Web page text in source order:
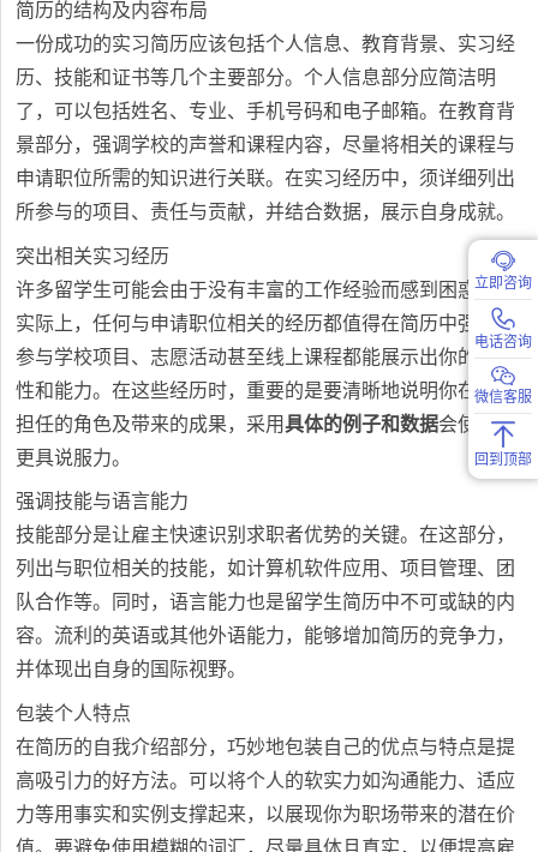
简历的结构及内容布局
一份成功的实习简历应该包括个人信息、教育背景、实习经
历、技能和证书等几个主要部分。个人信息部分应简洁明
了，可以包括姓名、专业、手机号码和电子邮箱。在教育背
景部分，强调学校的声誉和课程内容，尽量将相关的课程与
申请职位所需的知识进行关联。在实习经历中，须详细列出
所参与的项目、责任与贡献，并结合数据，展示自身成就。
突出相关实习经历
许多留学生可能会由于没有丰富的工作经验而感到困惑。但
实际上，任何与申请职位相关的经历都值得在简历中强调。
参与学校项目、志愿活动甚至线上课程都能展示出你的积极
性和能力。在这些经历时，重要的是要清晰地说明你在其中
担任的角色及带来的成果，采用具体的例子和数据会使你的
更具说服力。
强调技能与语言能力
技能部分是让雇主快速识别求职者优势的关键。在这部分，
列出与职位相关的技能，如计算机软件应用、项目管理、团
队合作等。同时，语言能力也是留学生简历中不可或缺的内
容。流利的英语或其他外语能力，能够增加简历的竞争力，
并体现出自身的国际视野。
包装个人特点
在简历的自我介绍部分，巧妙地包装自己的优点与特点是提
高吸引力的好方法。可以将个人的软实力如沟通能力、适应
力等用事实和实例支撑起来，以展现你为职场带来的潜在价
立即咨询
电话咨询
微信客服
回到顶部